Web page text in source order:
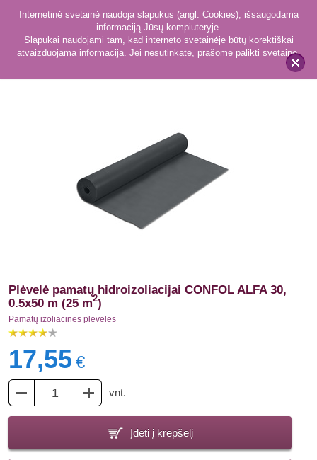
x
Internetinė svetainė naudoja slapukus (angl. Cookies), išsaugodama
informaciją Jūsų kompiuteryje.
Slapukai naudojami tam, kad interneto svetainėje būtų korektiškai
atvaizduojama informacija. Jei nesutinkate, prašome palikti svetainę.
Pamatų izoliacinės plėvelės 3
Plėvelė pamatų hidroizoliacijai CONFOL ALFA 30,
0.5x50 m (25 m2)
Pamatų izoliacinės plėvelės
17,55 €
vnt.
Įdėti į krepšelį